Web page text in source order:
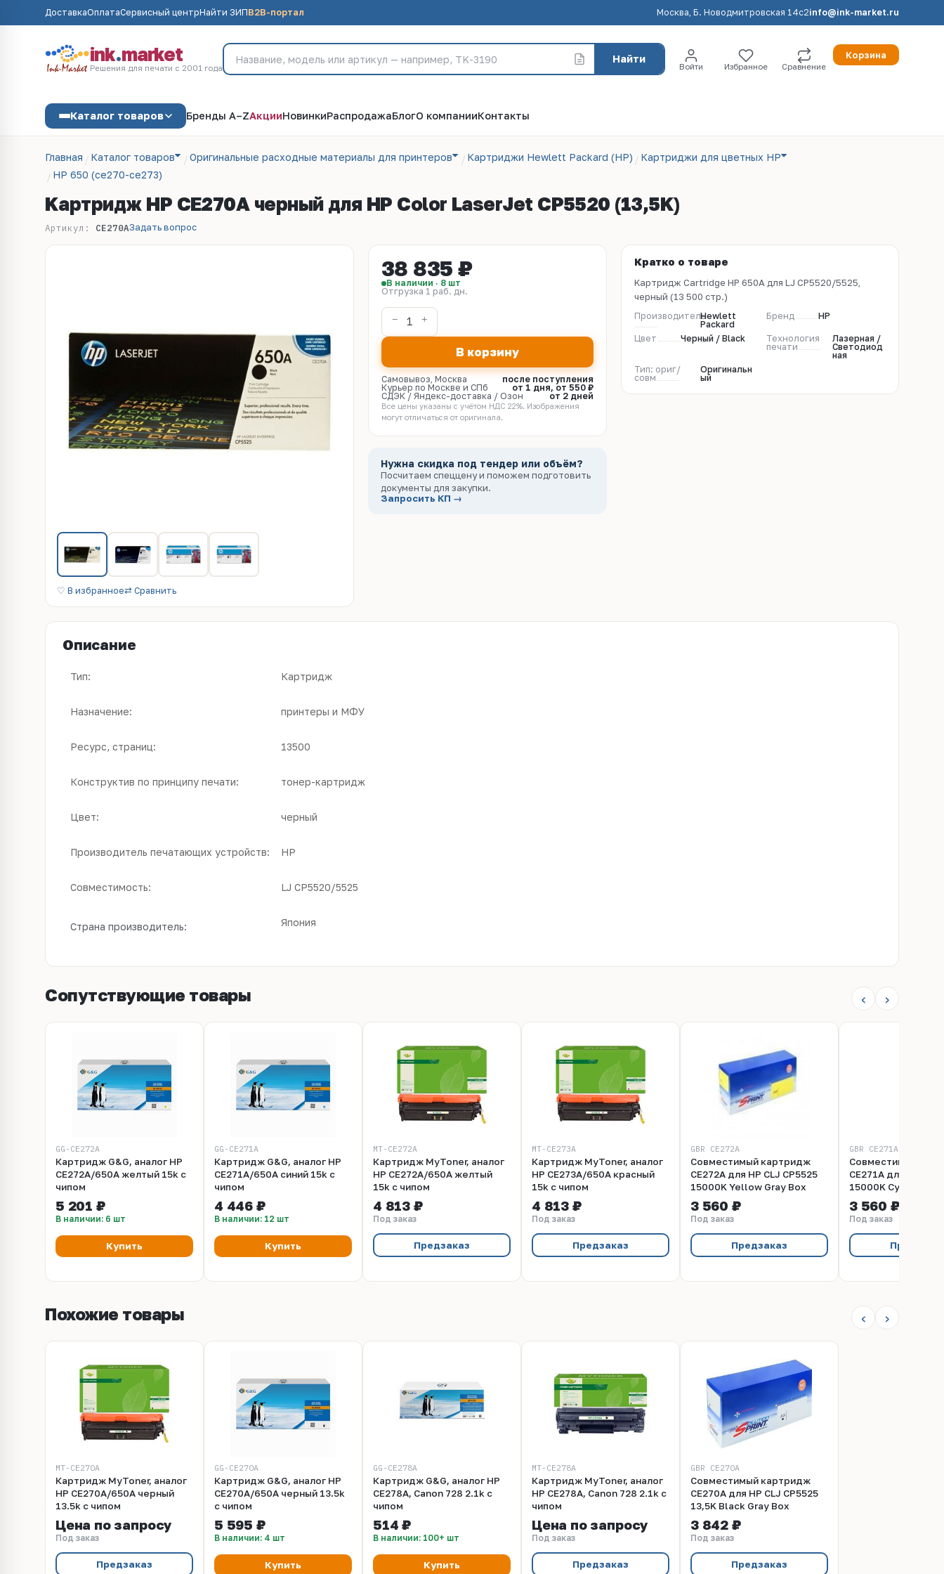
ДоставкаОплатаСервисный центрНайти ЗИПB2B-портал Москва, Б. Новодмитровская 14с2info@ink-market.ru
ink.market
Решения для печати с 2001 года
Найти
Войти Избранное Сравнение
Корзина
Каталог товаров Бренды A–ZАкцииНовинкиРаспродажаБлогО компанииКонтакты
Главная Каталог товаров Оригинальные расходные материалы для принтеров Картриджи Hewlett Packard (HP)
Картриджи для цветных HP
HP 650 (ce270-ce273)
Kартридж HP CE270A черный для HP Color LaserJet CP5520 (13,5K)
Артикул: CE270AЗадать вопрос
♡ В избранное⇄ Сравнить
38 835 ₽
В наличии · 8 шт
Отгрузка 1 раб. дн.
В корзину
Самовывоз, Москва
после поступления
Курьер по Москве и СПб
от 1 дня, от 550 ₽
СДЭК / Яндекс-доставка / Озон
от 2 дней
Все цены указаны с учётом НДС 22%. Изображения
могут отличаться от оригинала.
Нужна скидка под тендер или объём?
Посчитаем спеццену и поможем подготовить
документы для закупки.
Запросить КП →
Кратко о товаре
Kартридж Cartridge HP 650A для LJ CP5520/5525,
черный (13 500 стр.)
ПроизводительHewlett
Packard
Бренд HP
Цвет Черный / Black
Технология
печати
Лазерная /
Светодиод
ная
Тип: ориг/
совм
Оригинальн
ый
Описание
Тип: Картридж
Назначение: принтеры и МФУ
Ресурс, страниц: 13500
Конструктив по принципу печати: тонер-картридж
Цвет: черный
Производитель печатающих устройств: HP
Совместимость: LJ CP5520/5525
Страна производитель: Япония
Сопутствующие товары ‹ ›
GG-CE272A
Картридж G&G, аналог HP
CE272A/650A желтый 15k с
чипом
5 201 ₽
В наличии: 6 шт
Купить
GG-CE271A
Картридж G&G, аналог HP
CE271A/650A синий 15k с
чипом
4 446 ₽
В наличии: 12 шт
Купить
MT-CE272A
Картридж MyToner, аналог
HP CE272A/650A желтый
15k с чипом
4 813 ₽
Под заказ
Предзаказ
MT-CE273A
Картридж MyToner, аналог
HP CE273A/650A красный
15k с чипом
4 813 ₽
Под заказ
Предзаказ
GBR CE272A
Совместимый картридж
CE272A для HP СLJ CP5525
15000K Yellow Gray Box
3 560 ₽
Под заказ
Предзаказ
GBR CE271A
Совместимый
CE271A для HP СLJ
15000K Cyan Gray
3 560 ₽
Под заказ
Похожие товары ‹ ›
MT-CE270A
Картридж MyToner, аналог
HP CE270A/650A черный
13.5k с чипом
Цена по запросу
Под заказ
Предзаказ
GG-CE270A
Картридж G&G, аналог HP
CE270A/650A черный 13.5k
с чипом
5 595 ₽
В наличии: 4 шт
Купить
GG-CE278A
Картридж G&G, аналог HP
CE278A, Canon 728 2.1k с
чипом
514 ₽
В наличии: 100+ шт
Купить
MT-CE278A
Картридж MyToner, аналог
HP CE278A, Canon 728 2.1k с
чипом
Цена по запросу
Под заказ
Предзаказ
GBR CE270A
Совместимый картридж
CE270A для HP СLJ CP5525
13,5K Black Gray Box
3 842 ₽
Под заказ
Предзаказ